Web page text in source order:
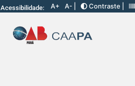
Acessibilidade: A+ A- | Contraste |